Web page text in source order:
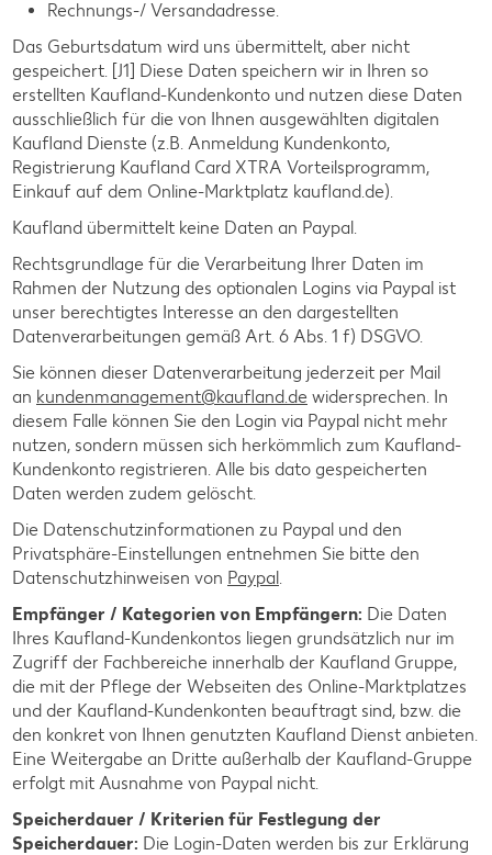
Rechnungs-/ Versandadresse.
Das Geburtsdatum wird uns übermittelt, aber nicht
gespeichert. [J1] Diese Daten speichern wir in Ihren so
erstellten Kaufland-Kundenkonto und nutzen diese Daten
ausschließlich für die von Ihnen ausgewählten digitalen
Kaufland Dienste (z.B. Anmeldung Kundenkonto,
Registrierung Kaufland Card XTRA Vorteilsprogramm,
Einkauf auf dem Online-Marktplatz kaufland.de).
Kaufland übermittelt keine Daten an Paypal.
Rechtsgrundlage für die Verarbeitung Ihrer Daten im
Rahmen der Nutzung des optionalen Logins via Paypal ist
unser berechtigtes Interesse an den dargestellten
Datenverarbeitungen gemäß Art. 6 Abs. 1 f) DSGVO.
Sie können dieser Datenverarbeitung jederzeit per Mail
an kundenmanagement@kaufland.de widersprechen. In
diesem Falle können Sie den Login via Paypal nicht mehr
nutzen, sondern müssen sich herkömmlich zum Kaufland­
Kundenkonto registrieren. Alle bis dato gespeicherten
Daten werden zudem gelöscht.
Die Datenschutzinformationen zu Paypal und den
Privatsphäre-Einstellungen entnehmen Sie bitte den
Datenschutzhinweisen von Paypal
Empfänger / Kategorien von Empfängern: Die Daten
Ihres Kaufland-Kundenkontos liegen grundsätzlich nur im
Zugriff der Fachbereiche innerhalb der Kaufland Gruppe,
die mit der Pflege der Webseiten des Online-Marktplatzes
und der Kaufland-Kundenkonten beauftragt sind, bzw. die
den konkret von Ihnen genutzten Kaufland Dienst anbieten.
Eine Weitergabe an Dritte außerhalb der Kaufland-Gruppe
erfolgt mit Ausnahme von Paypal nicht.
Speicherdauer / Kriterien für Festlegung der
Speicherdauer: Die Login-Daten werden bis zur Erklärung